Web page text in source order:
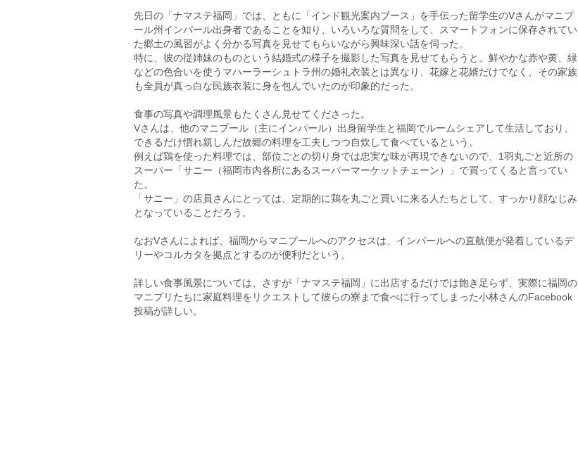
先日の「ナマステ福岡」では、ともに「インド観光案内ブース」を手伝った留学生のVさんがマニプ
ール州インパール出身者であることを知り、いろいろな質問をして、スマートフォンに保存されてい
た郷土の風習がよく分かる写真を見せてもらいながら興味深い話を伺った。
特に、彼の従姉妹のものという結婚式の様子を撮影した写真を見せてもらうと、鮮やかな赤や黄、緑
などの色合いを使うマハーラーシュトラ州の婚礼衣装とは異なり、花嫁と花婿だけでなく、その家族
も全員が真っ白な民族衣装に身を包んでいたのが印象的だった。
食事の写真や調理風景もたくさん見せてくださった。
Vさんは、他のマニプール（主にインパール）出身留学生と福岡でルームシェアして生活しており、
できるだけ慣れ親しんだ故郷の料理を工夫しつつ自炊して食べているという。
例えば鶏を使った料理では、部位ごとの切り身では忠実な味が再現できないので、1羽丸ごと近所の
スーパー「サニー（福岡市内各所にあるスーパーマーケットチェーン）」で買ってくると言ってい
た。
「サニー」の店員さんにとっては、定期的に鶏を丸ごと買いに来る人たちとして、すっかり顔なじみ
となっていることだろう。
なおVさんによれば、福岡からマニプールへのアクセスは、インパールへの直航便が発着しているデ
リーやコルカタを拠点とするのが便利だという。
詳しい食事風景については、さすが「ナマステ福岡」に出店するだけでは飽き足らず、実際に福岡の
マニプリたちに家庭料理をリクエストして彼らの寮まで食べに行ってしまった小林さんのFacebook
投稿が詳しい。